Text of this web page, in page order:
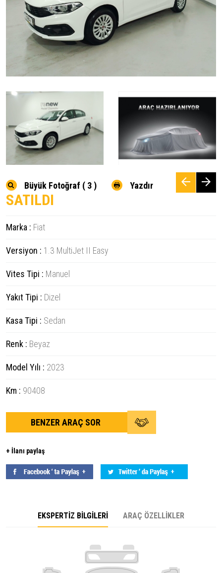
Büyük Fotoğraf ( 3 ) Yazdır
SATILDI
Marka : Fiat
Versiyon : 1.3 MultiJet II Easy
Vites Tipi : Manuel
Yakıt Tipi : Dizel
Kasa Tipi : Sedan
Renk : Beyaz
Model Yılı : 2023
Km : 90408
BENZER ARAÇ SOR
+ İlanı paylaş
EKSPERTİZ BİLGİLERİ ARAÇ ÖZELLİKLER